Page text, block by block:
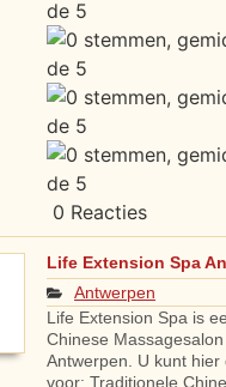
0 Reacties
Life Extension Spa
Antwerpen
Life Extension Spa is
Chinese
Antwerpen. U kunt hier
voor: Traditionele